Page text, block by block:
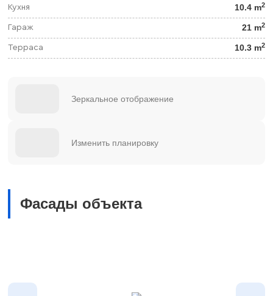
Кухня 10.4 m2
Гараж 21 m2
Терраса 10.3 m2
Зеркальное отображение
Изменить планировку
Фасады объекта